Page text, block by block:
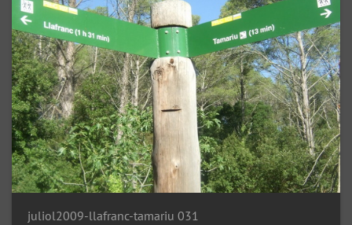
juliol2009-llafranc-tamariu 031